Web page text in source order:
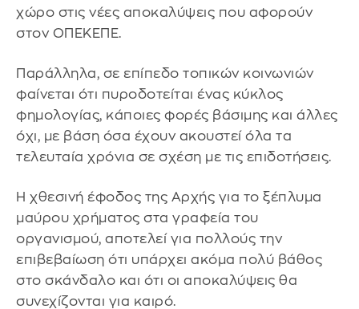
χώρο στις νέες αποκαλύψεις που αφορούν
στον ΟΠΕΚΕΠΕ.
Παράλληλα, σε επίπεδο τοπικών κοινωνιών
φαίνεται ότι πυροδοτείται ένας κύκλος
φημολογίας, κάποιες φορές βάσιμης και άλλες
όχι, με βάση όσα έχουν ακουστεί όλα τα
τελευταία χρόνια σε σχέση με τις επιδοτήσεις.
Η χθεσινή έφοδος της Αρχής για το ξέπλυμα
μαύρου χρήματος στα γραφεία του
οργανισμού, αποτελεί για πολλούς την
επιβεβαίωση ότι υπάρχει ακόμα πολύ βάθος
στο σκάνδαλο και ότι οι αποκαλύψεις θα
συνεχίζονται για καιρό.